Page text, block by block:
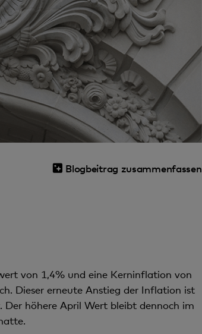
Blogbeitrag zusammenfassen
von 1,4% und eine Kerninflation von
Dieser erneute Anstieg der Inflation ist
höhere April Wert bleibt dennoch im